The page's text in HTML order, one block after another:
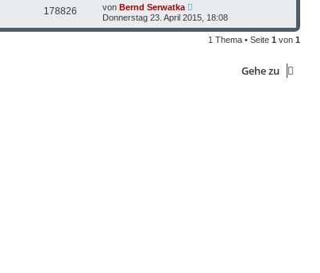
178826 von Bernd Serwatka
Donnerstag 23. April 2015, 18:08
1 Thema • Seite 1 von 1
Gehe zu